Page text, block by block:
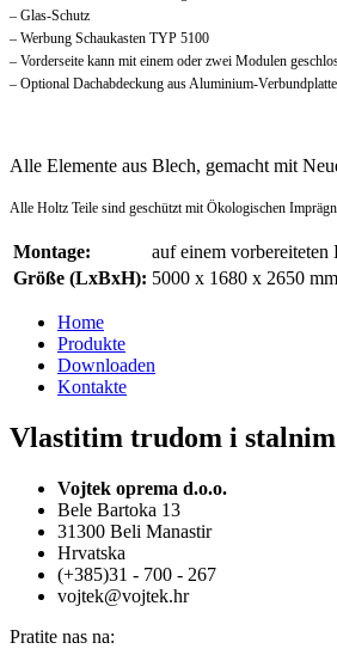
– Glas-Schutz
– Werbung Schaukasten TYP 5100
– Vorderseite kann mit einem oder zwei Modulen
– Optional Dachabdeckung aus Aluminium-Verbundplatte
Alle Elemente aus Blech, gemacht mit
Alle Holtz Teile sind geschützt mit Ökologischen
Montage:
auf einem vorbereiteten
Größe (LxBxH): 5000 x 1680 x 2650 mm
Home
Produkte
Downloaden
Kontakte
Vlastitim trudom i
Vojtek oprema d.o.o.
Bele Bartoka 13
31300 Beli Manastir
Hrvatska
(+385)31 - 700 - 267
vojtek@vojtek.hr
Pratite nas na: